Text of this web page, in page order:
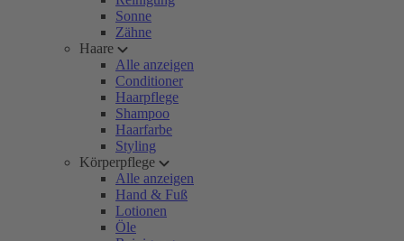
Sonne
Zähne
Haare
Alle anzeigen
Conditioner
Haarpflege
Shampoo
Haarfarbe
Styling
Körperpflege
Alle anzeigen
Hand & Fuß
Lotionen
Öle